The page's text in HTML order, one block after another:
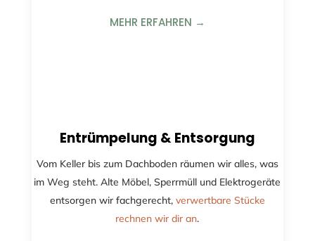
MEHR ERFAHREN →
Entrümpelung & Entsorgung
Vom Keller bis zum Dachboden räumen wir alles, was
im Weg steht. Alte Möbel, Sperrmüll und Elektrogeräte
entsorgen wir fachgerecht, verwertbare Stücke
rechnen wir dir an.